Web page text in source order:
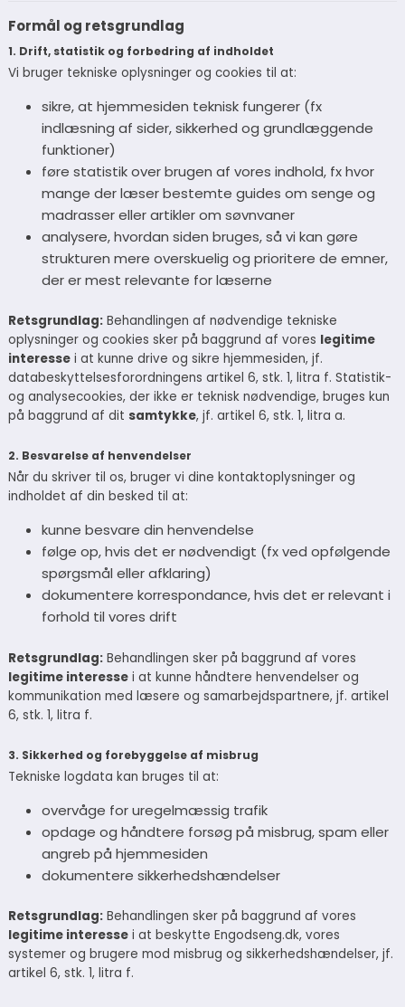
Formål og retsgrundlag
1. Drift, statistik og forbedring af indholdet
Vi bruger tekniske oplysninger og cookies til at:
sikre, at hjemmesiden teknisk fungerer (fx
indlæsning af sider, sikkerhed og grundlæggende
funktioner)
føre statistik over brugen af vores indhold, fx hvor
mange der læser bestemte guides om senge og
madrasser eller artikler om søvnvaner
analysere, hvordan siden bruges, så vi kan gøre
strukturen mere overskuelig og prioritere de emner,
der er mest relevante for læserne
Retsgrundlag: Behandlingen af nødvendige tekniske
oplysninger og cookies sker på baggrund af vores legitime
interesse i at kunne drive og sikre hjemmesiden, jf.
databeskyttelsesforordningens artikel 6, stk. 1, litra f. Statistik-
og analysecookies, der ikke er teknisk nødvendige, bruges kun
på baggrund af dit samtykke, jf. artikel 6, stk. 1, litra a.
2. Besvarelse af henvendelser
Når du skriver til os, bruger vi dine kontaktoplysninger og
indholdet af din besked til at:
kunne besvare din henvendelse
følge op, hvis det er nødvendigt (fx ved opfølgende
spørgsmål eller afklaring)
dokumentere korrespondance, hvis det er relevant i
forhold til vores drift
Retsgrundlag: Behandlingen sker på baggrund af vores
legitime interesse i at kunne håndtere henvendelser og
kommunikation med læsere og samarbejdspartnere, jf. artikel
6, stk. 1, litra f.
3. Sikkerhed og forebyggelse af misbrug
Tekniske logdata kan bruges til at:
overvåge for uregelmæssig trafik
opdage og håndtere forsøg på misbrug, spam eller
angreb på hjemmesiden
dokumentere sikkerhedshændelser
Retsgrundlag: Behandlingen sker på baggrund af vores
legitime interesse i at beskytte Engodseng.dk, vores
systemer og brugere mod misbrug og sikkerhedshændelser, jf.
artikel 6, stk. 1, litra f.